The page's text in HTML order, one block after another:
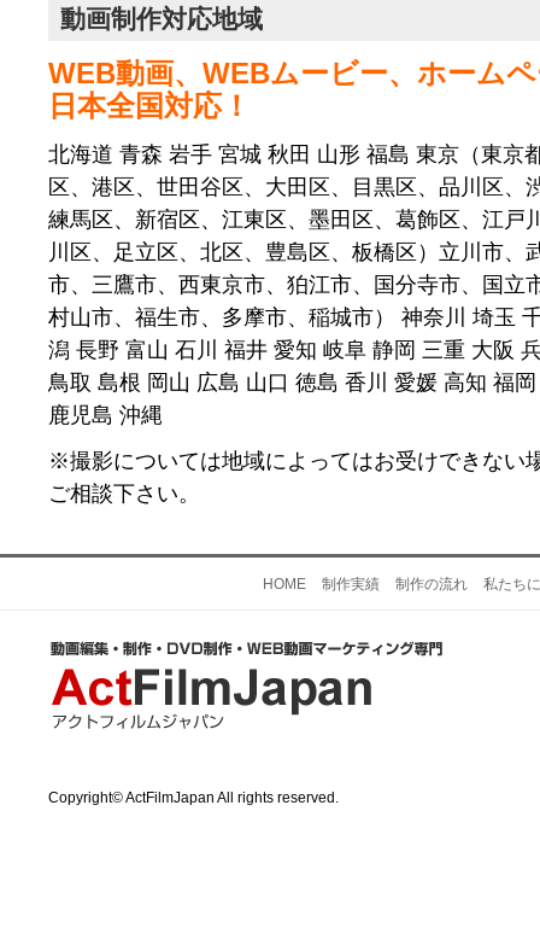
動画制作対応地域
WEB動画、WEBムービー、ホーム
日本全国対応！
北海道 青森 岩手 宮城 秋田 山形 福島 東京（東京
区、港区、世田谷区、大田区、目黒区、品川区、
練馬区、新宿区、江東区、墨田区、葛飾区、江戸
川区、足立区、北区、豊島区、板橋区）立川市、
市、三鷹市、西東京市、狛江市、国分寺市、国立
村山市、福生市、多摩市、稲城市） 神奈川 埼玉
潟 長野 富山 石川 福井 愛知 岐阜 静岡 三重 大阪
鳥取 島根 岡山 広島 山口 徳島 香川 愛媛 高知 福
鹿児島 沖縄
※撮影については地域によってはお受けできない
ご相談下さい。
HOME 制作実績 制作の流れ 私たち
Copyright© ActFilmJapan All rights reserved.